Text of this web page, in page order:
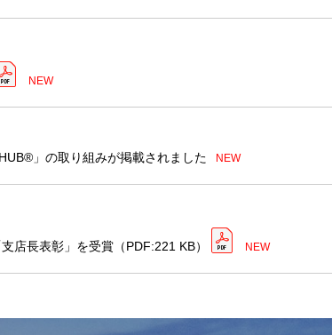
NEW
」の取り組みが掲載されました NEW
店長表彰」を受賞 （PDF:221 KB） NEW